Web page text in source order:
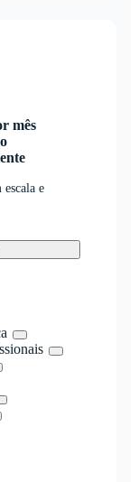
mês
e